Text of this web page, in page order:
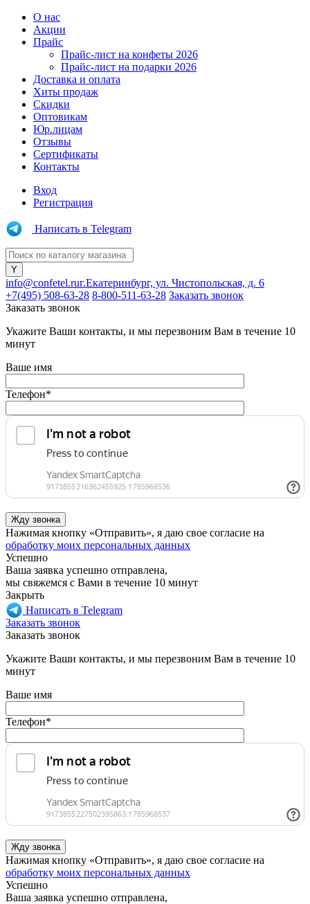
О нас
Акции
Прайс
Прайс-лист на конфеты 2026
Прайс-лист на подарки 2026
Доставка и оплата
Хиты продаж
Скидки
Оптовикам
Юр.лицам
Отзывы
Сертификаты
Контакты
Вход
Регистрация
Написать в Telegram
info@confetel.ruг.Екатеринбург, ул. Чистопольская, д. 6
+7(495) 508-63-28 8-800-511-63-28 Заказать звонок
Заказать звонок
Укажите Ваши контакты, и мы перезвоним Вам в течение 10
минут
Ваше имя
Телефон*
Нажимая кнопку «Отправить», я даю свое согласие на
обработку моих персональных данных
Успешно
Ваша заявка успешно отправлена,
мы свяжемся с Вами в течение 10 минут
Закрыть
Написать в Telegram
Заказать звонок
Заказать звонок
Укажите Ваши контакты, и мы перезвоним Вам в течение 10
минут
Ваше имя
Телефон*
Нажимая кнопку «Отправить», я даю свое согласие на
обработку моих персональных данных
Успешно
Ваша заявка успешно отправлена,